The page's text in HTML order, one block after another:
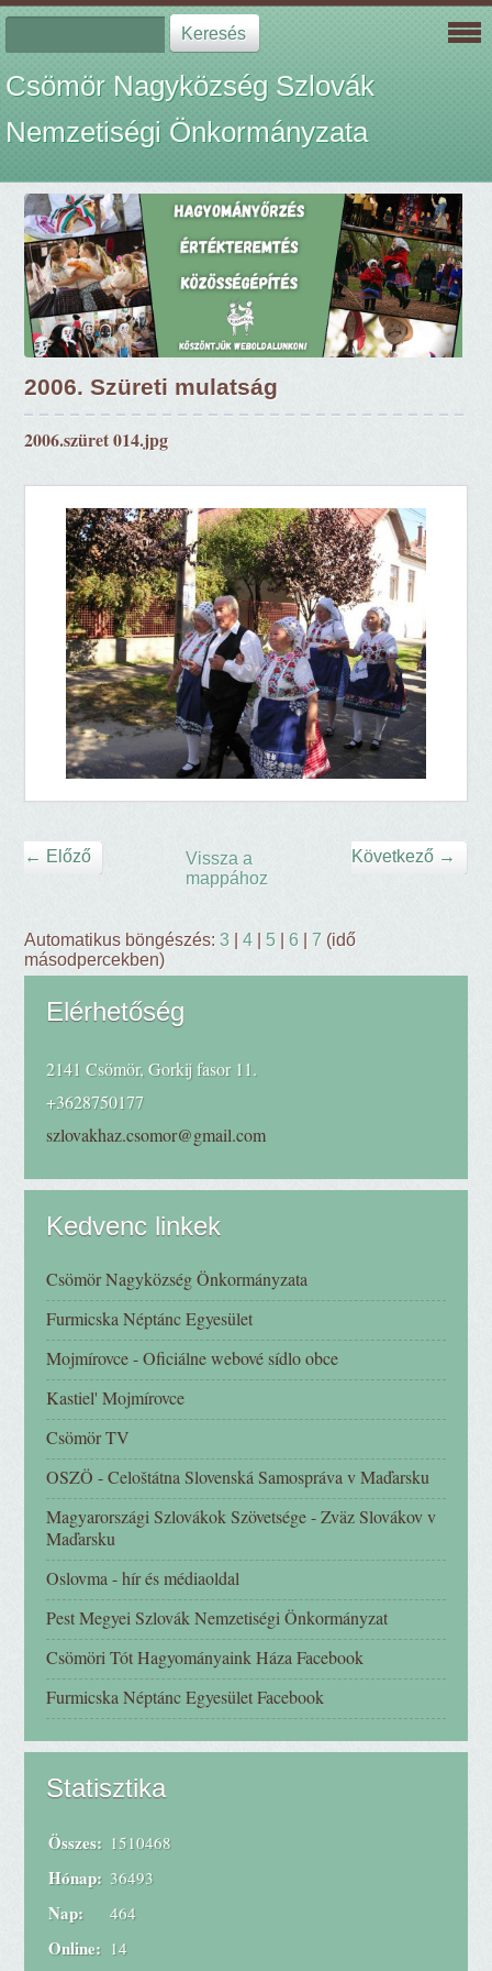
Csömör Nagyközség Szlovák
Nemzetiségi Önkormányzata
2006. Szüreti mulatság
2006.szüret 014.jpg
← Előző Következő →
Vissza a
mappához
Automatikus böngészés:3 |4 5 |6 |7 (idő
másodpercekben)
Elérhetőség
2141 Csömör, Gorkij fasor 11.
+3628750177
szlovakhaz.csomor@gmail.com
Kedvenc linkek
Csömör Nagyközség Önkormányzata
Furmicska Néptánc Egyesület
Mojmírovce - Oficiálne webové sídlo obce
Kastiel' Mojmírovce
Csömör TV
OSZÖ - Celoštátna Slovenská Samospráva v Maďarsku
Magyarországi Szlovákok Szövetsége - Zväz Slovákov v
Maďarsku
Oslovma - hír és médiaoldal
Pest Megyei Szlovák Nemzetiségi Önkormányzat
Csömöri Tót Hagyományaink Háza Facebook
Furmicska Néptánc Egyesület Facebook
Statisztika
Online: 14
Összes: 1510468
Hónap: 36493
Nap: 464